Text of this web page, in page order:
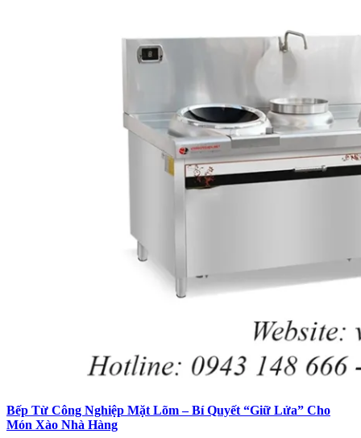
Bếp Từ Công Nghiệp Mặt Lõm – Bí Quyết “Giữ Lửa” Cho
Món Xào Nhà Hàng